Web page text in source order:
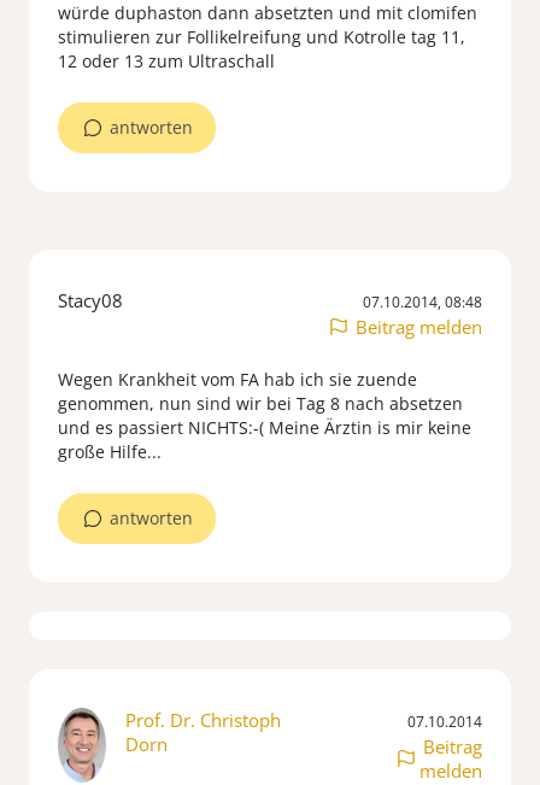
würde duphaston dann absetzten und mit clomifen
stimulieren zur Follikelreifung und Kotrolle tag 11,
12 oder 13 zum Ultraschall
antworten
Stacy08 07.10.2014, 08:48
Beitrag melden
Wegen Krankheit vom FA hab ich sie zuende
genommen, nun sind wir bei Tag 8 nach absetzen
und es passiert NICHTS:-( Meine Ärztin is mir keine
große Hilfe...
antworten
Prof. Dr. Christoph
Dorn
07.10.2014
Beitrag
melden